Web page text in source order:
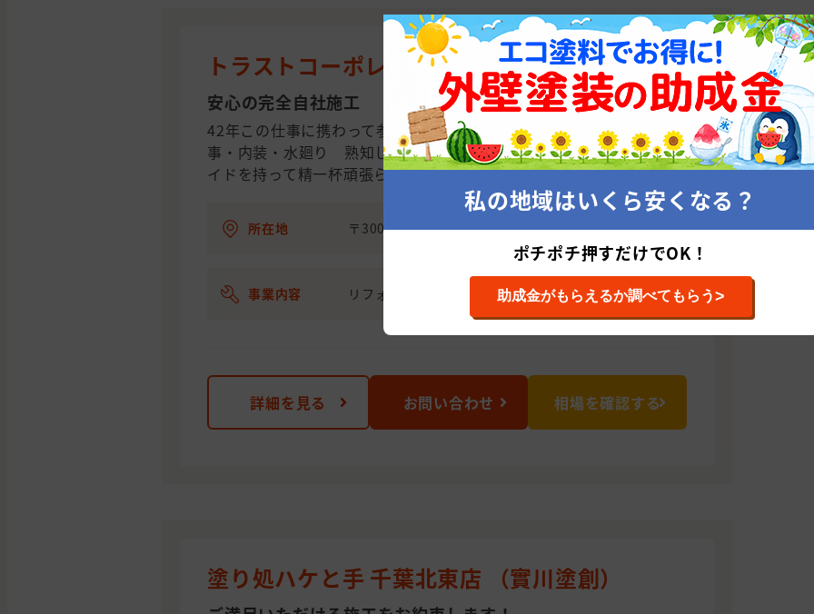
トラストコーポレーション
安心の完全自社施工
42年この仕事に携わって参りました。塗装・防水・外壁・屋根・木工
事・内装・水廻り 熟知した専門スタッフを構え、職人としてのプラ
イドを持って精一杯頑張らせて頂きます。
所在地 〒300-0414 茨城県稲敷郡美浦村信太2650
事業内容 リフォーム工事
詳細を見る お問い合わせ 相場を確認する
塗り処ハケと手 千葉北東店 （實川塗創）
私の地域はいくら安くなる？
ポチポチ押すだけでOK！
助成金がもらえるか調べてもらう>